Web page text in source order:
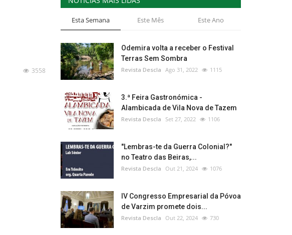
3558
Esta Semana Este Mês Este Ano
Odemira volta a receber o Festival
Terras Sem Sombra
Revista Descla Ago 31, 2022 1115
3.ª Feira Gastronómica -
Alambicada de Vila Nova de Tazem
Revista Descla Set 27, 2022 1106
"Lembras-te da Guerra Colonial?"
no Teatro das Beiras,...
Revista Descla Out 21, 2024 1076
IV Congresso Empresarial da Póvoa
de Varzim promete dois...
Revista Descla Out 22, 2024 730